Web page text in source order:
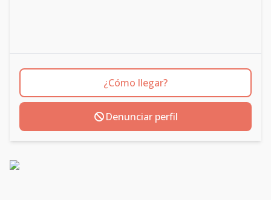
¿Cómo llegar?
Denunciar perfil